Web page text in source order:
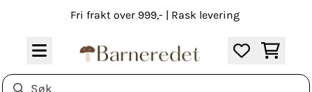
Hopp til innholdFri frakt over 999,- | Rask levering